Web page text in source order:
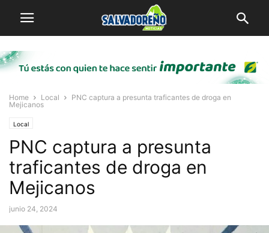
Home Local
PNC captura a presunta traficantes de droga en
Mejicanos
Local
PNC captura a presunta
traficantes de droga en
Mejicanos
junio 24, 2024